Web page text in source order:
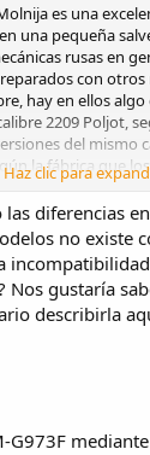
es una
una pequeña
rusas en
con
hay en ellos
2209 Poljot,
del mismo
la fábrica que
con un
pasó con los
ya perdí la
Haz clic para
las diferencias
no existe
Nos gustaría
describirla
G973F